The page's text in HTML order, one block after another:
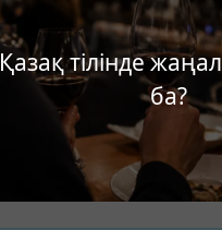
Қазақ тілінде
ба?